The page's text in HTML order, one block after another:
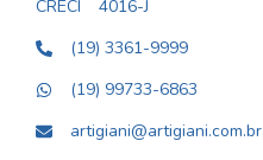
CRECI
4016-J
(19) 3361-9999
(19) 99733-6863
artigiani@artigiani.com.br